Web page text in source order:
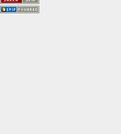
(401 - Invalid API key. Please see
https://openweathermap.org/faq#error401